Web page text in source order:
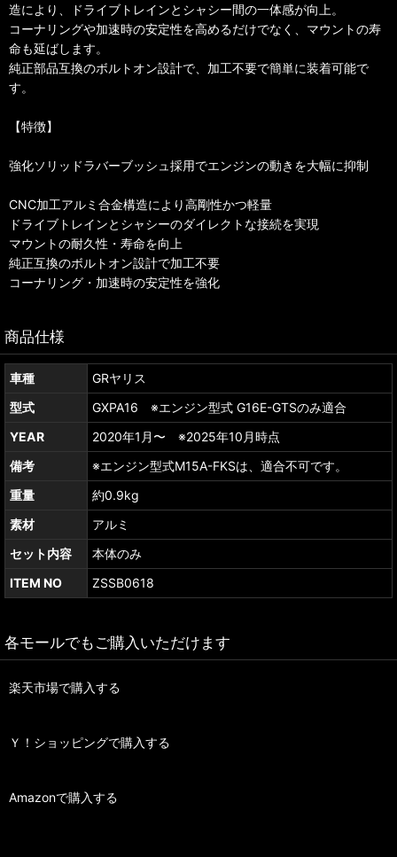
造により、ドライブトレインとシャシー間の一体感が向上。
コーナリングや加速時の安定性を高めるだけでなく、マウントの寿
命も延ばします。
純正部品互換のボルトオン設計で、加工不要で簡単に装着可能で
す。
【特徴】
強化ソリッドラバーブッシュ採用でエンジンの動きを大幅に抑制
CNC加工アルミ合金構造により高剛性かつ軽量
ドライブトレインとシャシーのダイレクトな接続を実現
マウントの耐久性・寿命を向上
純正互換のボルトオン設計で加工不要
コーナリング・加速時の安定性を強化
商品仕様
車種
GRヤリス
型式
GXPA16 ※エンジン型式 G16E-GTSのみ適合
YEAR
2020年1月〜 ※2025年10月時点
備考
※エンジン型式M15A-FKSは、適合不可です。
重量
約0.9kg
素材
アルミ
セット内容
本体のみ
ITEM NO
ZSSB0618
各モールでもご購入いただけます
楽天市場で購入する
Ｙ！ショッピングで購入する
Amazonで購入する